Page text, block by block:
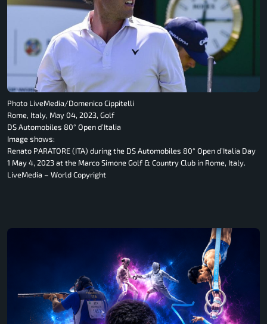
Photo LiveMedia/Domenico Cippitelli
Rome, Italy, May 04, 2023, Golf
DS Automobiles 80° Open d’Italia
Image shows:
Renato PARATORE (ITA) during the DS Automobiles 80° Open d’Italia Day
1 May 4, 2023 at the Marco Simone Golf & Country Club in Rome, Italy.
LiveMedia – World Copyright